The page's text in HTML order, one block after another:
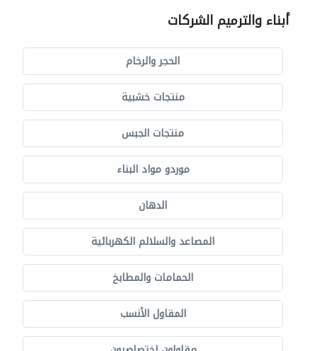
أبناء والترميم الشركات
الحجر والرخام
منتجات خشبية
منتجات الجبس
موردو مواد البناء
الدهان
المصاعد والسلالم الكهربائية
الحمامات والمطابخ
المقاول الأنسب